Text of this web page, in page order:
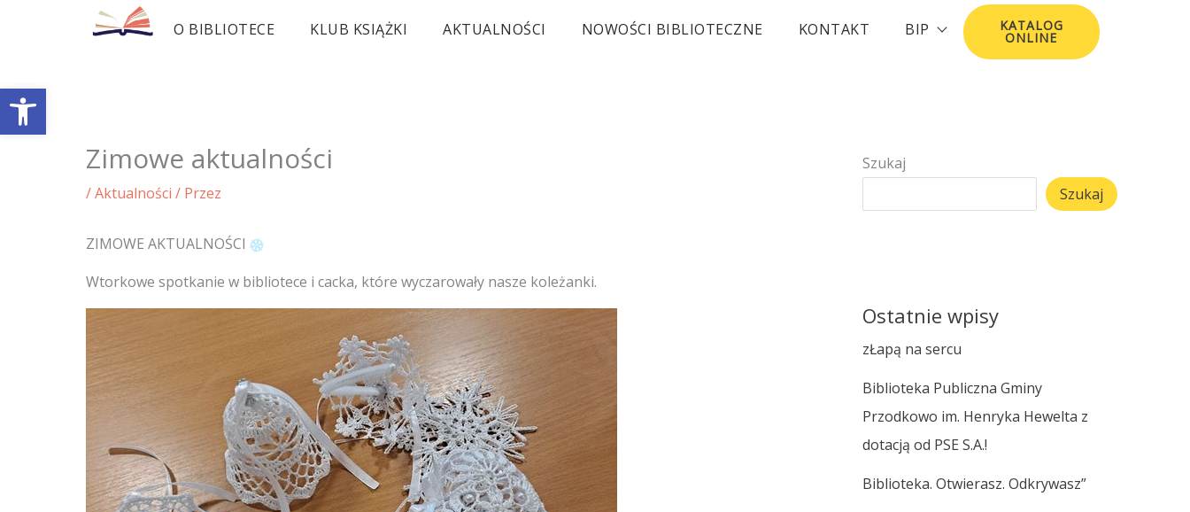
Otwórz pasek narzędzi
O BIBLIOTECE KLUB KSIĄŻKI AKTUALNOŚCI NOWOŚCI BIBLIOTECZNE KONTAKT BIP KATALOG
ONLINE
Zimowe aktualności
/Aktualności / Przez
ZIMOWE AKTUALNOŚCI
Wtorkowe spotkanie w bibliotece i cacka, które wyczarowały nasze koleżanki.
Szukaj
Szukaj
Ostatnie wpisy
zŁapą na sercu
Biblioteka Publiczna Gminy
Przodkowo im. Henryka Hewelta z
dotacją od PSE S.A.!
Biblioteka. Otwierasz. Odkrywasz”